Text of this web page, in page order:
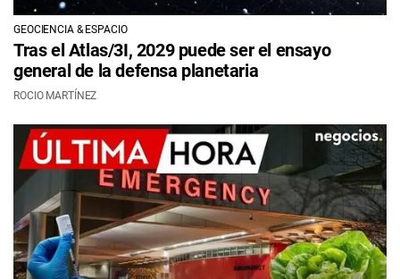
GEOCIENCIA & ESPACIO
Tras el Atlas/3I, 2029 puede ser el ensayo
general de la defensa planetaria
ROCIO MARTÍNEZ